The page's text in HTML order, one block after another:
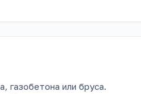
газобетона или бруса.